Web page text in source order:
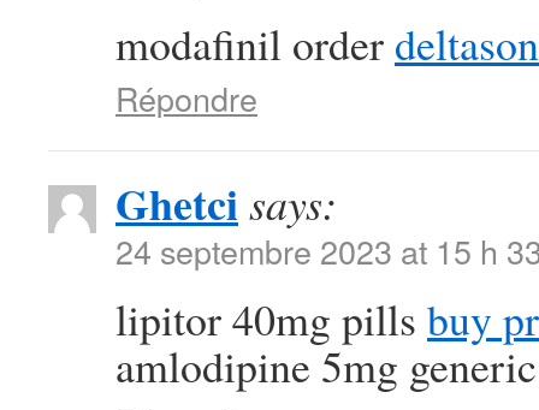
modafinil order
Répondre
Ghetcisays:
24 septembre 2023 at 15 h
lipitor 40mg pills buy
amlodipine 5mg generic